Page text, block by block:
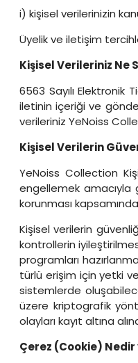
i) kişisel verilerinizin
Üyelik ve iletişim
Kişisel Verileriniz Ne
6563 Sayılı Elektronik
iletinin içeriği ve
verileriniz YeNoiss
Kişisel Verilerin
YeNoiss Collection
engellemek
korunması
Kişisel verilerin
kontrollerin
programları
türlü erişim için yetki
sistemlerde
üzere kriptografik
olayları kayıt altına
Çerez (Cookie)